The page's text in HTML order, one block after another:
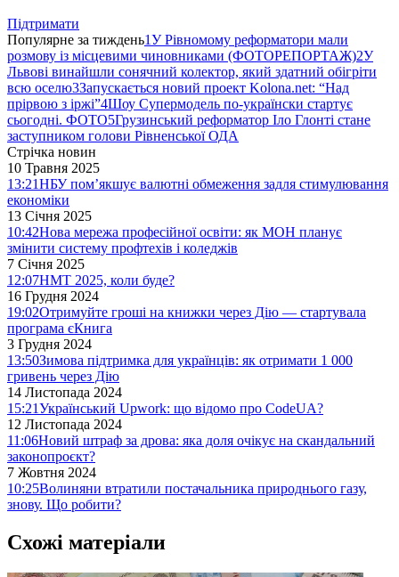
Підтримати
Популярне за тиждень1У Рівномому реформатори мали
розмову із місцевими чиновниками (ФОТОРЕПОРТАЖ)2У
Львові винайшли сонячний колектор, який здатний обігріти
всю оселю3Запускається новий проект Kolona.net: “Над
прірвою з іржі”4Шоу Супермодель по-українски стартує
сьогодні. ФОТО5Грузинський реформатор Іло Глонті стане
заступником голови Рівненської ОДА
Стрічка новин
10 Травня 2025
13:21НБУ пом’якшує валютні обмеження задля стимулювання
економіки
13 Січня 2025
10:42Нова мережа професійної освіти: як МОН планує
змінити систему профтехів і коледжів
7 Січня 2025
12:07НМТ 2025, коли буде?
16 Грудня 2024
19:02Отримуйте гроші на книжки через Дію — стартувала
програма єКнига
3 Грудня 2024
13:50Зимова підтримка для українців: як отримати 1 000
гривень через Дію
14 Листопада 2024
15:21Український Upwork: що відомо про CodeUA?
12 Листопада 2024
11:06Новий штраф за дрова: яка доля очікує на скандальний
законопроєкт?
7 Жовтня 2024
10:25Волиняни втратили постачальника природнього газу,
знову. Що робити?
Схожі матеріали